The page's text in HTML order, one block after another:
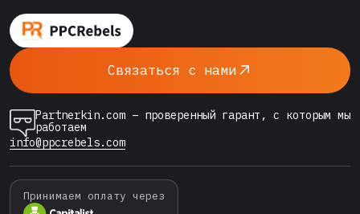
проверку, удержать аккаунт,
масштабироваться и почему трастовые
серьёзных игроков. Как работает модерация
Google Ads в…
ADS
В
ГОДУ
БОЛЬШИЕ
Связаться с нами
Partnerkin.com – проверенный гарант, с которым мы
работаем
info@ppcrebels.com
Принимаем оплату через